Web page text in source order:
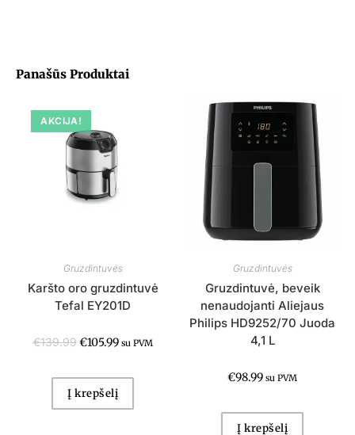
Panašūs Produktai
AKCIJA!
Gruzdintuvės
Karšto oro gruzdintuvė
Tefal EY201D
€139.99 €105.99 su PVM
Į krepšelį
Gruzdintuvės
Gruzdintuvė, beveik
nenaudojanti Aliejaus
Philips HD9252/70 Juoda
4,1 L
€98.99 su PVM
Į krepšelį